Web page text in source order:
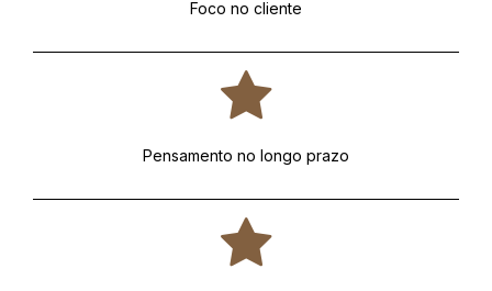
Foco no cliente
Pensamento no longo prazo